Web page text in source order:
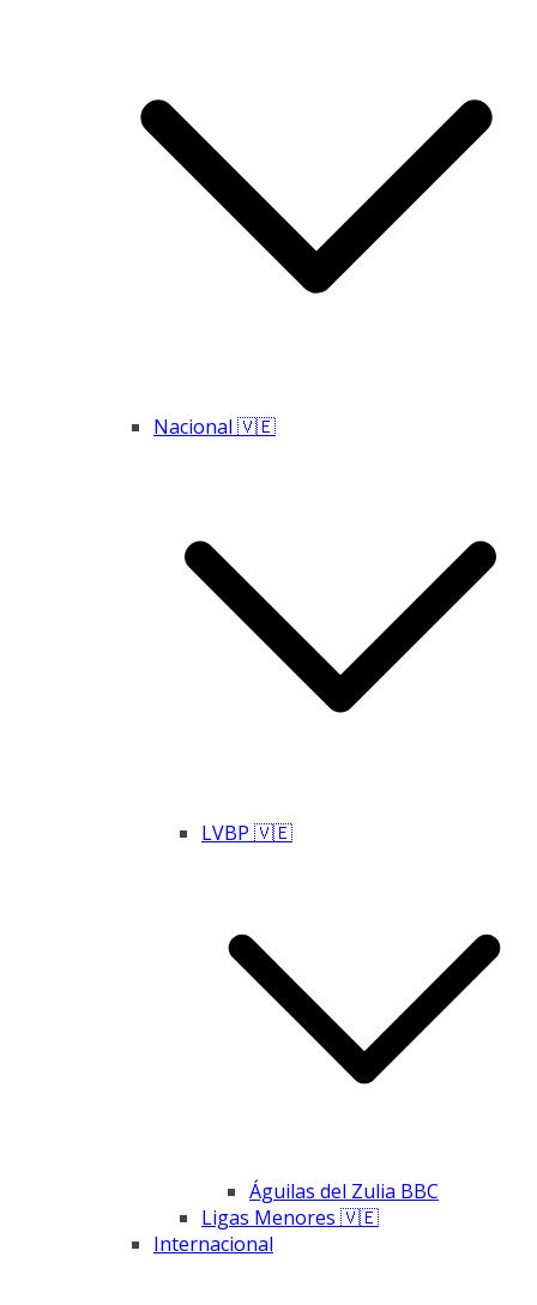
Nacional 🇻🇪
LVBP 🇻🇪
Águilas del Zulia BBC
Ligas Menores 🇻🇪
Internacional